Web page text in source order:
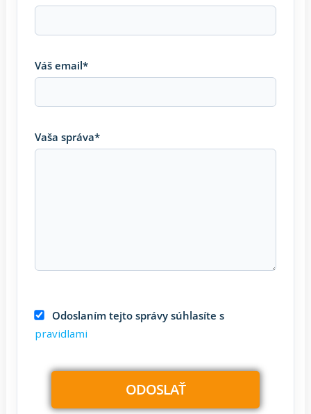
Váš email*
Vaša správa*
Odoslaním tejto správy súhlasíte s
pravidlami